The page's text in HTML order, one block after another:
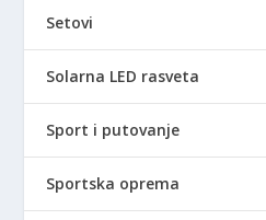
Setovi
Solarna LED rasveta
Sport i putovanje
Sportska oprema